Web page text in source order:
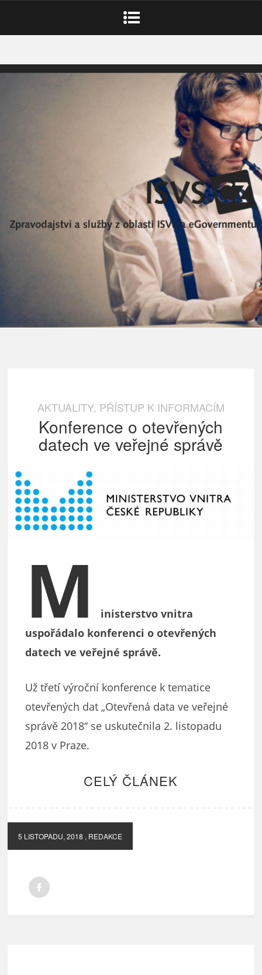
AKTUALITY, PŘÍSTUP K INFORMACÍM
Konference o otevřených
datech ve veřejné správě
M
inisterstvo vnitra
uspořádalo konferenci o otevřených
datech ve veřejné správě.
Už třetí výroční konference k tematice
otevřených dat „Otevřená data ve veřejné
správě 2018“ se uskutečnila 2. listopadu
2018 v Praze.
CELÝ ČLÁNEK
5 LISTOPADU, 2018 , REDAKCE